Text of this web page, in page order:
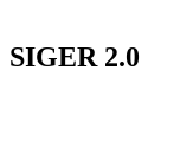
SIGER 2.0